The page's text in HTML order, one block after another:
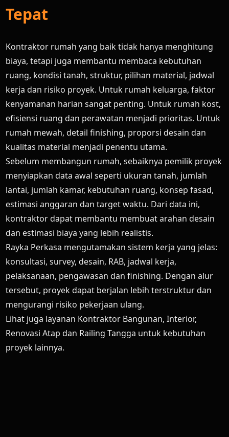
Tepat
Kontraktor rumah yang baik tidak hanya menghitung
biaya, tetapi juga membantu membaca kebutuhan
ruang, kondisi tanah, struktur, pilihan material, jadwal
kerja dan risiko proyek. Untuk rumah keluarga, faktor
kenyamanan harian sangat penting. Untuk rumah kost,
efisiensi ruang dan perawatan menjadi prioritas. Untuk
rumah mewah, detail finishing, proporsi desain dan
kualitas material menjadi penentu utama.
Sebelum membangun rumah, sebaiknya pemilik proyek
menyiapkan data awal seperti ukuran tanah, jumlah
lantai, jumlah kamar, kebutuhan ruang, konsep fasad,
estimasi anggaran dan target waktu. Dari data ini,
kontraktor dapat membantu membuat arahan desain
dan estimasi biaya yang lebih realistis.
Rayka Perkasa mengutamakan sistem kerja yang jelas:
konsultasi, survey, desain, RAB, jadwal kerja,
pelaksanaan, pengawasan dan finishing. Dengan alur
tersebut, proyek dapat berjalan lebih terstruktur dan
mengurangi risiko pekerjaan ulang.
Lihat juga layanan Kontraktor Bangunan,Interior,
Renovasi Atap dan Railing Tangga untuk kebutuhan
proyek lainnya.